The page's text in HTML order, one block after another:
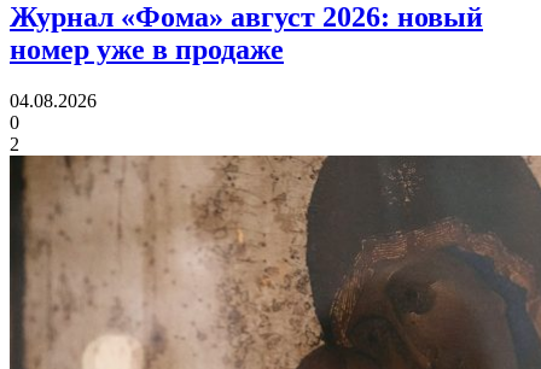
Журнал «Фома» август 2026: новый
номер уже в продаже
04.08.2026
0
2